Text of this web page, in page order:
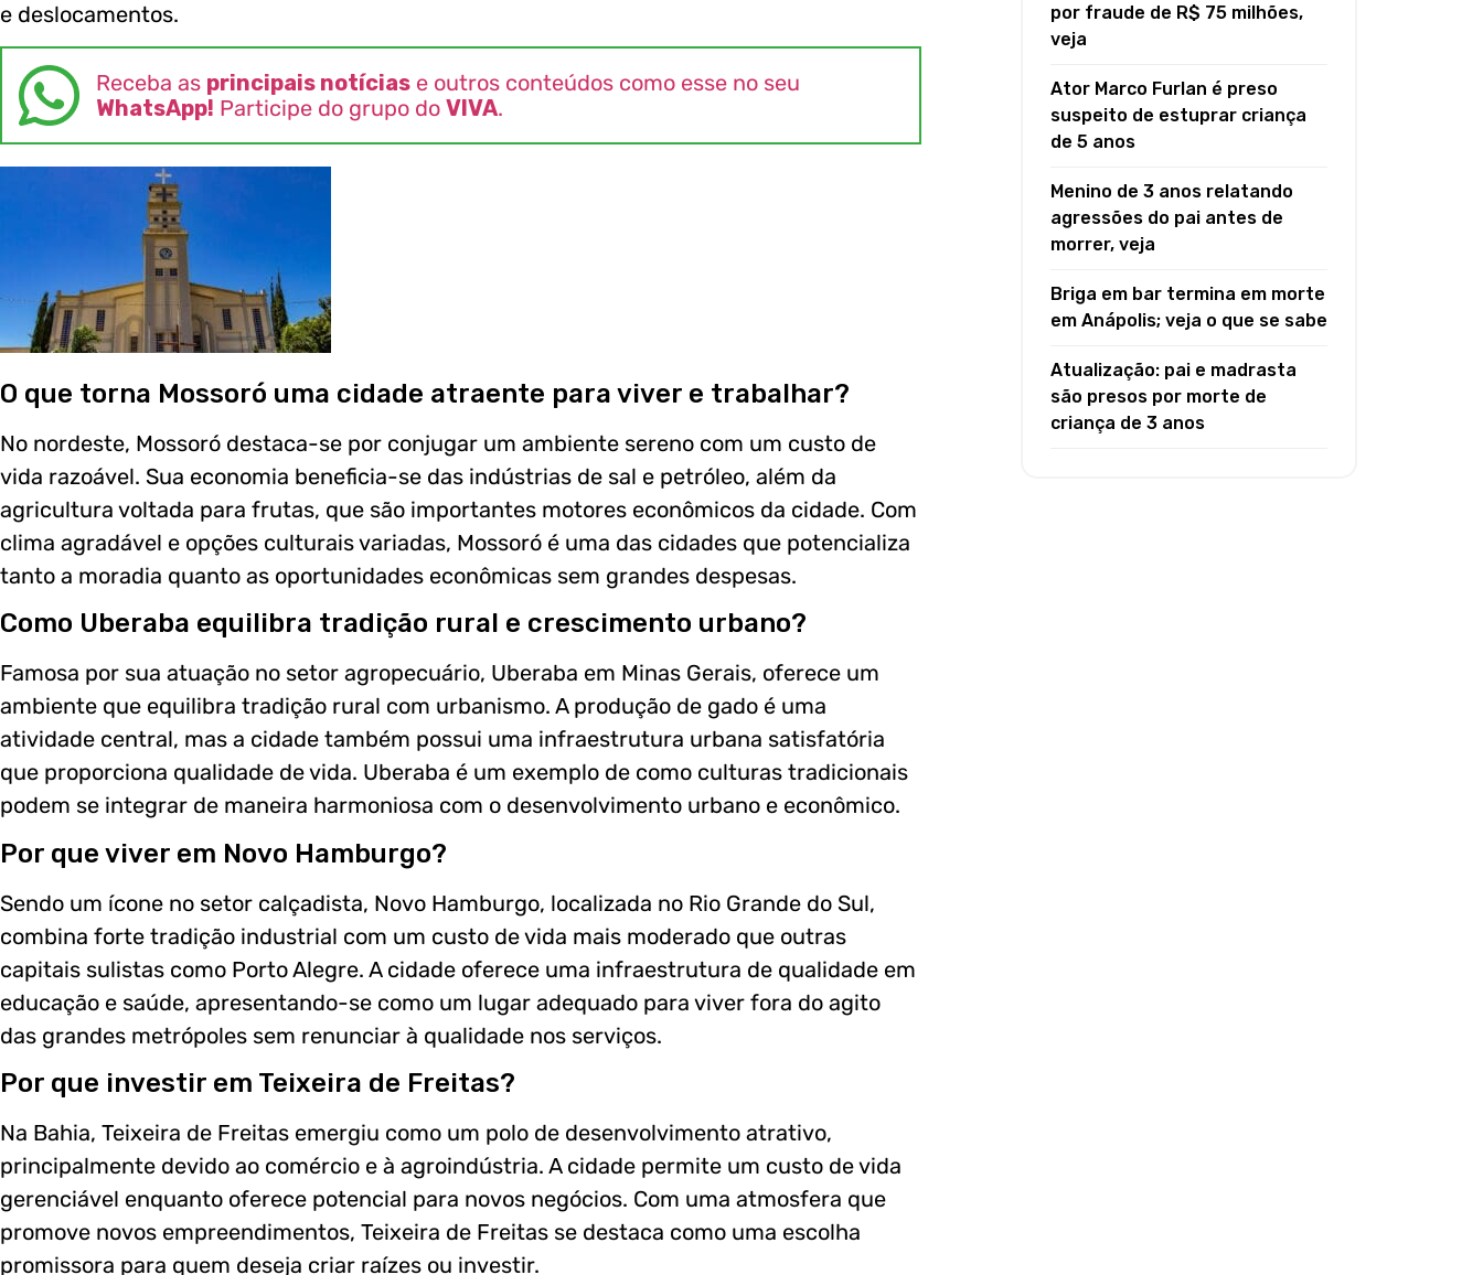
e deslocamentos.
Receba as principais notícias e outros conteúdos como esse no seu
WhatsApp! Participe do grupo do VIVA.
O que torna Mossoró uma cidade atraente para viver e trabalhar?
No nordeste, Mossoró destaca-se por conjugar um ambiente sereno com um custo de
vida razoável. Sua economia beneficia-se das indústrias de sal e petróleo, além da
agricultura voltada para frutas, que são importantes motores econômicos da cidade. Com
clima agradável e opções culturais variadas, Mossoró é uma das cidades que potencializa
tanto a moradia quanto as oportunidades econômicas sem grandes despesas.
Como Uberaba equilibra tradição rural e crescimento urbano?
Famosa por sua atuação no setor agropecuário, Uberaba em Minas Gerais, oferece um
ambiente que equilibra tradição rural com urbanismo. A produção de gado é uma
atividade central, mas a cidade também possui uma infraestrutura urbana satisfatória
que proporciona qualidade de vida. Uberaba é um exemplo de como culturas tradicionais
podem se integrar de maneira harmoniosa com o desenvolvimento urbano e econômico.
Por que viver em Novo Hamburgo?
Sendo um ícone no setor calçadista, Novo Hamburgo, localizada no Rio Grande do Sul,
combina forte tradição industrial com um custo de vida mais moderado que outras
capitais sulistas como Porto Alegre. A cidade oferece uma infraestrutura de qualidade em
educação e saúde, apresentando-se como um lugar adequado para viver fora do agito
das grandes metrópoles sem renunciar à qualidade nos serviços.
Por que investir em Teixeira de Freitas?
Na Bahia, Teixeira de Freitas emergiu como um polo de desenvolvimento atrativo,
principalmente devido ao comércio e à agroindústria. A cidade permite um custo de vida
gerenciável enquanto oferece potencial para novos negócios. Com uma atmosfera que
promove novos empreendimentos, Teixeira de Freitas se destaca como uma escolha
promissora para quem deseja criar raízes ou investir.
por fraude de R$ 75 milhões,
veja
Ator Marco Furlan é preso
suspeito de estuprar criança
de 5 anos
Menino de 3 anos relatando
agressões do pai antes de
morrer, veja
Briga em bar termina em morte
em Anápolis; veja o que se sabe
Atualização: pai e madrasta
são presos por morte de
criança de 3 anos